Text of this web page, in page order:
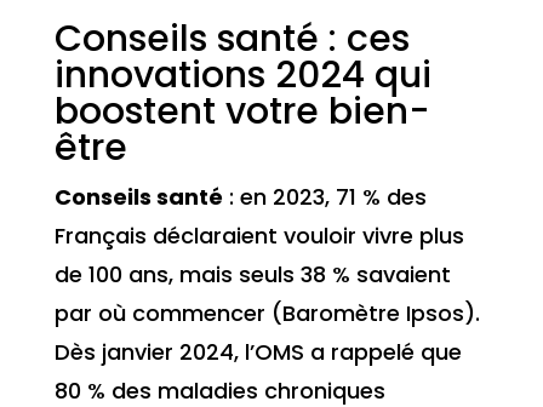
Conseils santé : ces
innovations 2024 qui
boostent votre bien-
être
Conseils santé : en 2023, 71 % des
Français déclaraient vouloir vivre plus
de 100 ans, mais seuls 38 % savaient
par où commencer (Baromètre Ipsos).
Dès janvier 2024, l’OMS a rappelé que
80 % des maladies chroniques